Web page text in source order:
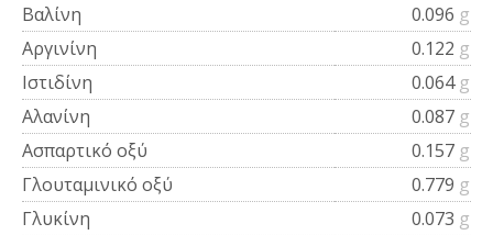
Βαλίνη
0.096 g
Αργινίνη
0.122 g
Ιστιδίνη
0.064 g
Αλανίνη
0.087 g
Ασπαρτικό οξύ
0.157 g
Γλουταμινικό οξύ
0.779 g
Γλυκίνη
0.073 g